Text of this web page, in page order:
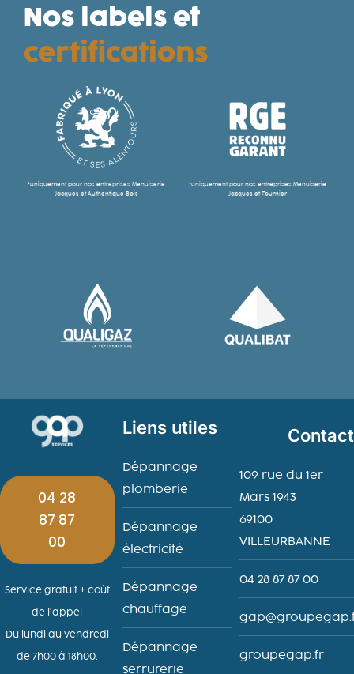
Nos labels et
certifications
*uniquement pour nos entreprises Menuiserie
Jacques et Authentique Bois
*uniquement pour nos entreprises Menuiserie
Jacques et Fournier
Liens utiles
Dépannage
plomberie
Dépannage
électricité
Dépannage
chauffage
Dépannage
serrurerie
04 28
87 87
00
Service gratuit + coût
de l’appel
Du lundi au vendredi
de 7h00 à 18h00.
Contact
109 rue du 1er
Mars 1943
69100
VILLEURBANNE
04 28 87 87 00
groupegap.fr